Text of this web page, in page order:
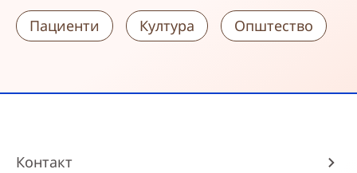
Пациенти Култура Општество
Контакт